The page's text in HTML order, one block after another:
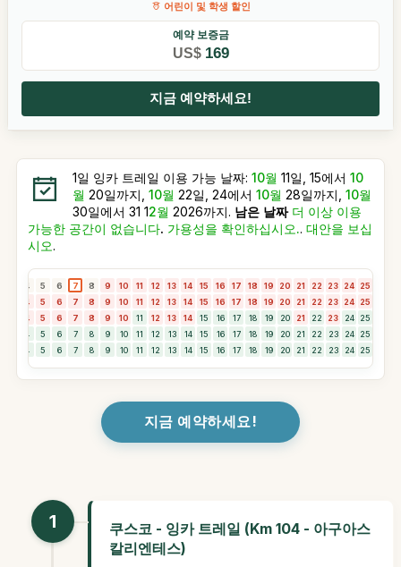
어린이 및 학생 할인
예약 보증금
US$ 169
지금 예약하세요!
1일 잉카 트레일 이용 가능 날짜: 10월 11일, 15에서 10
월 20일까지, 10월 22일, 24에서 10월 28일까지, 10월
30일에서 31 12월 2026까지. 남은 날짜 더 이상 이용
가능한 공간이 없습니다. 가용성을 확인하십시오.. 대안을 보십
시오.
4 5 6 7 8 9 10 11 12 13 14 15 16 17 18 19 20 21 22 23 24 25
4 5 6 7 8 9 10 11 12 13 14 15 16 17 18 19 20 21 22 23 24 25
4 5 6 7 8 9 10 11 12 13 14 15 16 17 18 19 20 21 22 23 24 25
4 5 6 7 8 9 10 11 12 13 14 15 16 17 18 19 20 21 22 23 24 25
4 5 6 7 8 9 10 11 12 13 14 15 16 17 18 19 20 21 22 23 24 25
지금 예약하세요!
1
쿠스코 - 잉카 트레일 (Km 104 - 아구아스
칼리엔테스)